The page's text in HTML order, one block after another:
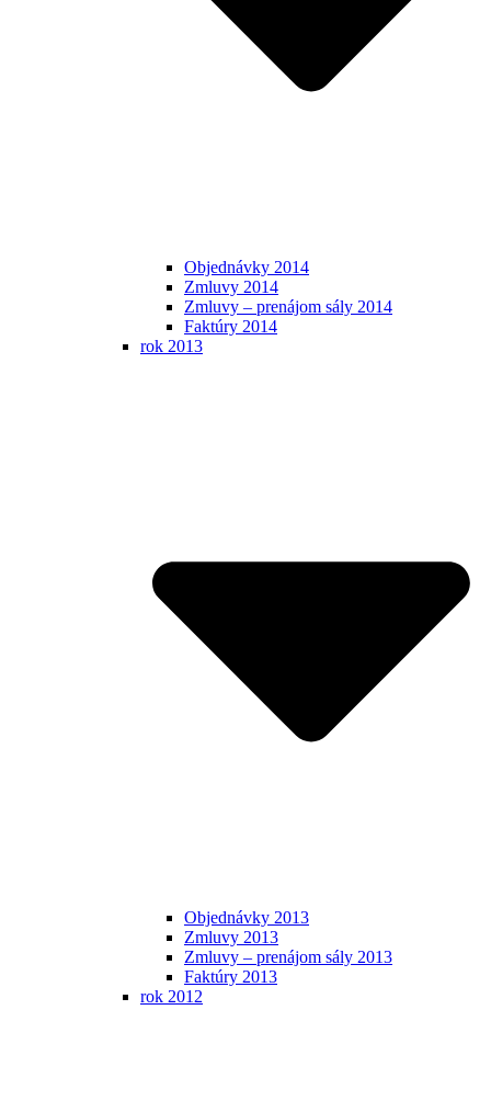
Objednávky 2014
Zmluvy 2014
Zmluvy – prenájom sály 2014
Faktúry 2014
rok 2013
Objednávky 2013
Zmluvy 2013
Zmluvy – prenájom sály 2013
Faktúry 2013
rok 2012